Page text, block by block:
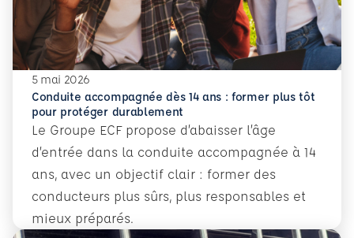
5 mai 2026
Conduite accompagnée dès 14 ans : former plus tôt
pour protéger durablement
Le Groupe ECF propose d’abaisser l’âge
d’entrée dans la conduite accompagnée à 14
ans, avec un objectif clair : former des
conducteurs plus sûrs, plus responsables et
mieux préparés.
En savoir plus
Conduite accompagnée dès 14 ans : former plus tôt pour